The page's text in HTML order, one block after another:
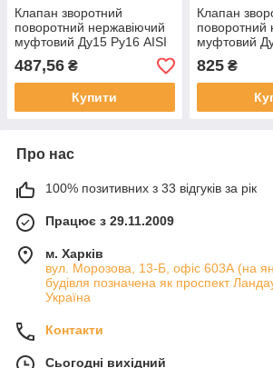
Клапан зворотний
поворотний нержавіючий
муфтовий Ду15 Ру16 AISI
487,56 ₴
Купити
Клапан
поворотний
муфтовий
825₴
Про нас
100% позитивних з 33 відгуків за рік
Працює з 29.11.2009
м. Харків
вул. Морозова, 13-Б, офіс 603А (на
будівля позначена як проспект
Україна
Контакти
Сьогодні вихідний